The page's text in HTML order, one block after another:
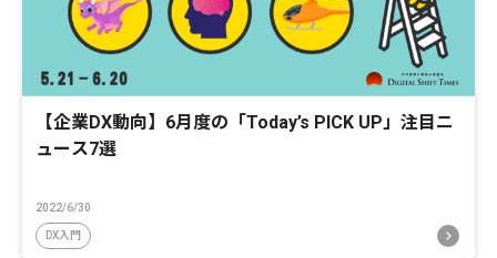
【企業DX動向】6月度の「Today’s PICK UP」注目ニ
ュース7選
2022/6/30
DX入門